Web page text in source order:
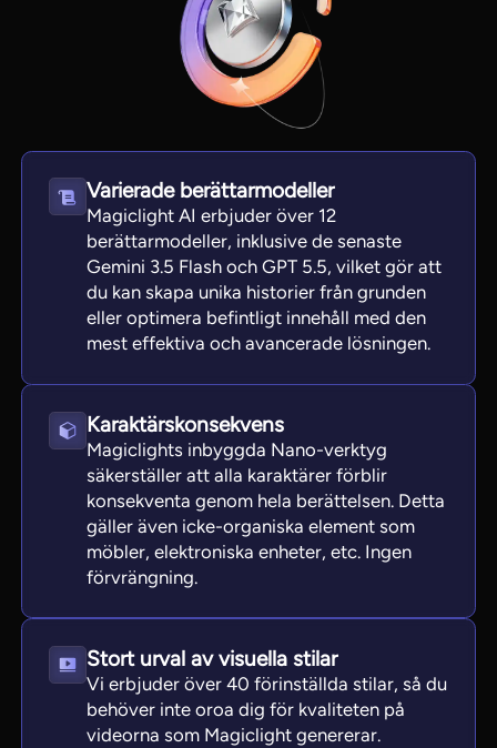
View all tools
Varierade berättarmodeller
Magiclight AI erbjuder över 12
berättarmodeller, inklusive de senaste
Gemini 3.5 Flash och GPT 5.5, vilket gör att
du kan skapa unika historier från grunden
eller optimera befintligt innehåll med den
mest effektiva och avancerade lösningen.
Karaktärskonsekvens
Magiclights inbyggda Nano-verktyg
säkerställer att alla karaktärer förblir
konsekventa genom hela berättelsen. Detta
gäller även icke-organiska element som
möbler, elektroniska enheter, etc. Ingen
förvrängning.
Stort urval av visuella stilar
Vi erbjuder över 40 förinställda stilar, så du
behöver inte oroa dig för kvaliteten på
videorna som Magiclight genererar.